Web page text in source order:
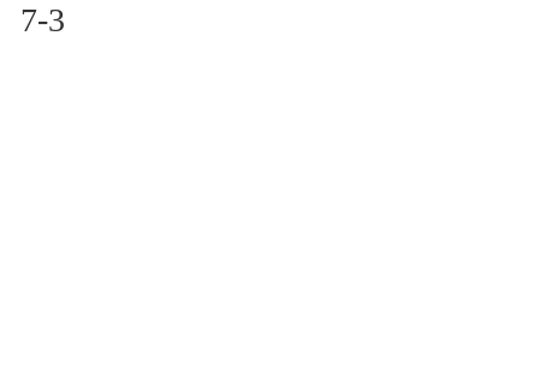
7-3